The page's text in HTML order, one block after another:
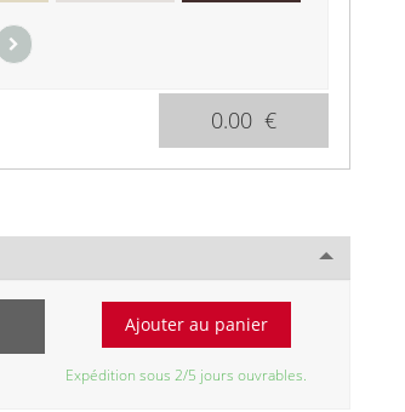
0.00 €
Expédition sous 2/5 jours ouvrables.